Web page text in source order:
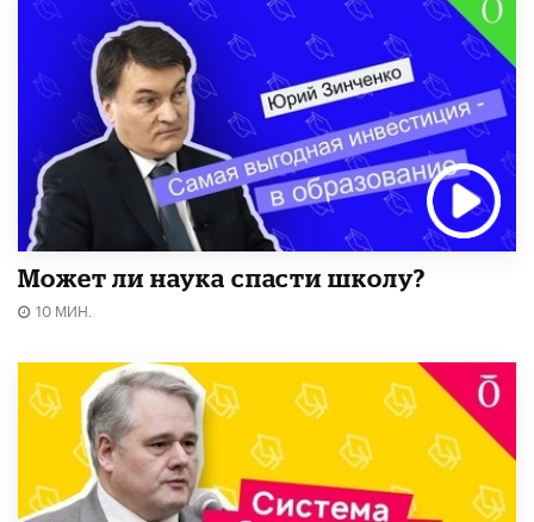
Может ли наука спасти школу?
10 МИН.